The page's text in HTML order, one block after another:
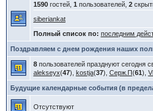
1590гостей, 1 пользователей, 2
siberiankat
Полный список по: последним
Поздравляем с днем рождения наших
8пользователей празднуют сегодня
alekseyx(47), kostja(37), Серж.П(61),
Будущие календарные события (в
Отсутствуют